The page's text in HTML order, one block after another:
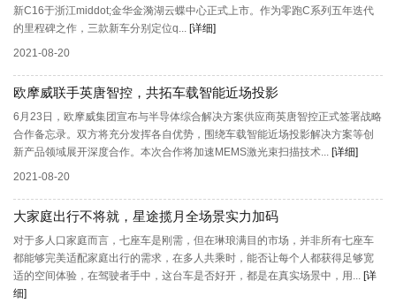
新C16于浙江middot;金华金漪湖云蝶中心正式上市。作为零跑C系列五年迭代
的里程碑之作，三款新车分别定位q... [详细]
2021-08-20
欧摩威联手英唐智控，共拓车载智能近场投影
6月23日，欧摩威集团宣布与半导体综合解决方案供应商英唐智控正式签署战略
合作备忘录。双方将充分发挥各自优势，围绕车载智能近场投影解决方案等创
新产品领域展开深度合作。本次合作将加速MEMS激光束扫描技术... [详细]
2021-08-20
大家庭出行不将就，星途揽月全场景实力加码
对于多人口家庭而言，七座车是刚需，但在琳琅满目的市场，并非所有七座车
都能够完美适配家庭出行的需求，在多人共乘时，能否让每个人都获得足够宽
适的空间体验，在驾驶者手中，这台车是否好开，都是在真实场景中，用... [详
细]